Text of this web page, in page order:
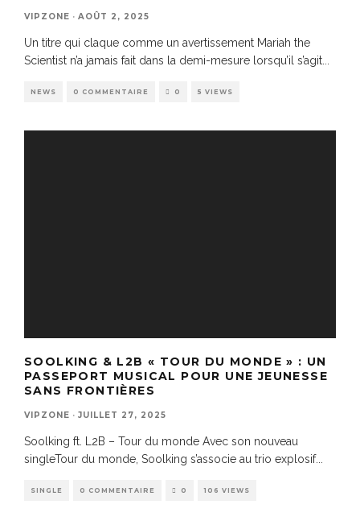
VIPZONE · AOÛT 2, 2025
Un titre qui claque comme un avertissement Mariah the
Scientist n’a jamais fait dans la demi-mesure lorsqu’il s’agit
NEWS 0 COMMENTAIRE 0 5 VIEWS
SOOLKING & L2B « TOUR DU MONDE » : UN
PASSEPORT MUSICAL POUR UNE JEUNESSE
SANS FRONTIÈRES
VIPZONE · JUILLET 27, 2025
Soolking ft. L2B – Tour du monde Avec son nouveau
singleTour du monde, Soolking s’associe au trio explosif...
SINGLE 0 COMMENTAIRE 0 106 VIEWS